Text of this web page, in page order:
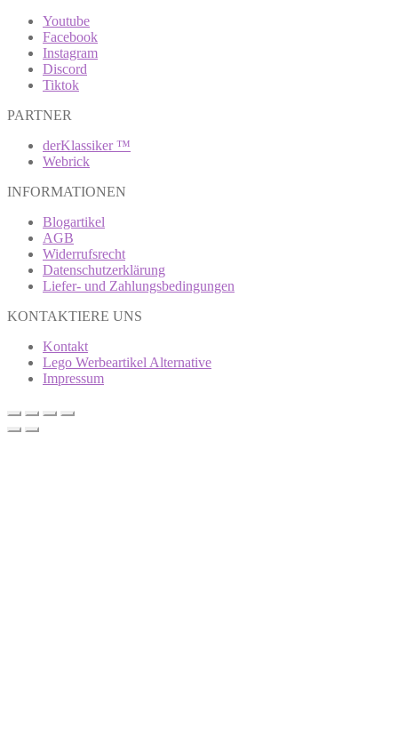
Youtube
Facebook
Instagram
Discord
Tiktok
PARTNER
derKlassiker ™
Webrick
INFORMATIONEN
Blogartikel
AGB
Widerrufsrecht
Datenschutzerklärung
Liefer- und Zahlungsbedingungen
KONTAKTIERE UNS
Kontakt
Lego Werbeartikel Alternative
Impressum